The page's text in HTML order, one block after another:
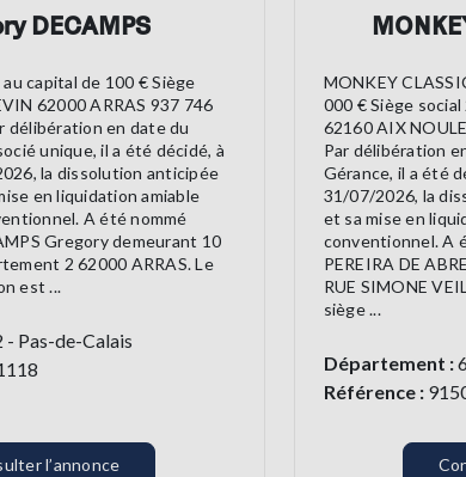
DECAMPS
capital de 100 € Siège
62000 ARRAS 937 746
délibération en date du
unique, il a été décidé, à
la dissolution anticipée
en liquidation amiable
A été nommé
Gregory demeurant 10
2 62000 ARRAS. Le
est ...
- Pas-de-Calais
l’annonce
MONKEY
000 € Siège social
62160 AIX
Par délibération
Gérance, il a été
31/07/2026, la
et sa mise en
conventionnel. A
PEREIRA DE
RUE SIMONE
siège ...
Département :
Référence :